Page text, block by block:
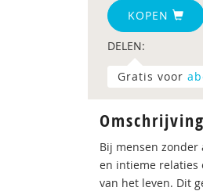
KOPEN
DELEN:
Gratis voor
Omschrijving
Bij mensen
en intieme relaties
van het leven. Dit